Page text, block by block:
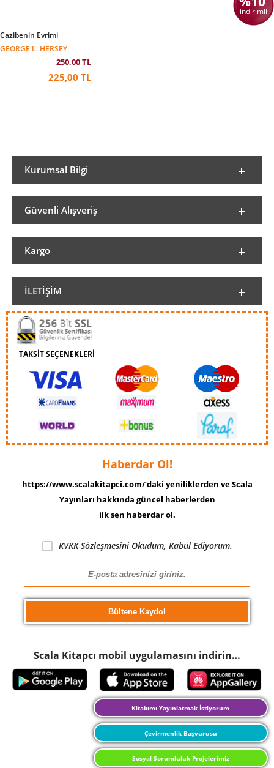
indirimli
Cazibenin Evrimi
GEORGE L. HERSEY
250,00 TL
225,00 TL
Kurumsal Bilgi
Güvenli Alışveriş
Kargo
İLETIŞIM
TAKSİT SEÇENEKLERİ
Haberdar Ol!
https://www.scalakitapci.com/’daki yeniliklerden ve Scala
Yayınları hakkında güncel haberlerden
ilk sen haberdar ol.
KVKK SözleşmesiniOkudum, Kabul Ediyorum.
Scala Kitapcı mobil uygulamasını indirin…
Kitabımı Yayınlatmak İstiyorum
Çevirmenlik Başvurusu
Sosyal Sorumluluk Projelerimiz